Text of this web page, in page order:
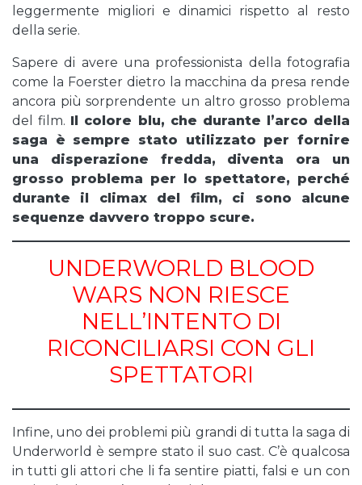
leggermente migliori e dinamici rispetto al resto
della serie.
Sapere di avere una professionista della fotografia
come la Foerster dietro la macchina da presa rende
ancora più sorprendente un altro grosso problema
del film. Il colore blu, che durante l’arco della
saga è sempre stato utilizzato per fornire
una disperazione fredda, diventa ora un
grosso problema per lo spettatore, perché
durante il climax del film, ci sono alcune
sequenze davvero troppo scure.
UNDERWORLD BLOOD
WARS NON RIESCE
NELL’INTENTO DI
RICONCILIARSI CON GLI
SPETTATORI
Infine, uno dei problemi più grandi di tutta la saga di
Underworld è sempre stato il suo cast. C’è qualcosa
in tutti gli attori che li fa sentire piatti, falsi e un con